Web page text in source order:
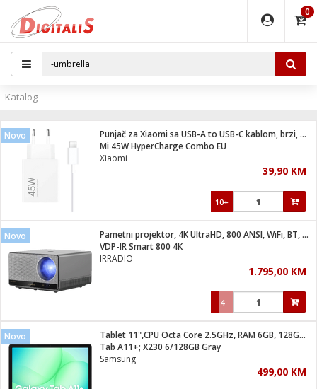
0
...
aparati
pribor
i pribor
/ G4
grla
i oprema
- Analogija
IP kamere
Katalog
Novo
Punjač za Xiaomi sa USB-A to USB-C kablom, brzi, 45W
Mi 45W HyperCharge Combo EU
Xiaomi
39,90 KM
10+
Novo
Pametni projektor, 4K UltraHD, 800 ANSI, WiFi, BT, Android
VDP-IR Smart 800 4K
IRRADIO
1.795,00 KM
4
Novo
Tablet 11",CPU Octa Core 2.5GHz, RAM 6GB, 128GB, 7040mAh
Tab A11+; X230 6/128GB Gray
Samsung
499,00 KM